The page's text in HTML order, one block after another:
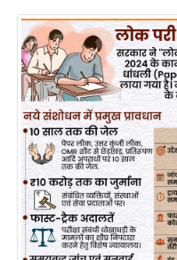
नु
स्खे
प
र्य
ट
न
स्थ
ल
फि
ट